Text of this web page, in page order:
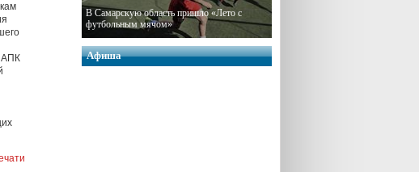
АПК
В Самарскую область пришло «Лето с
футбольным мячом»
Афиша